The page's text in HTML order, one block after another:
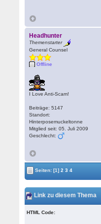
Headhunter
Themenstarter
General Counsel
Offline
I Love Anti-Scam!
Beiträge: 5147
Standort:
Hinterposemuckeltonne
Mitglied seit: 05. Juli 2009
Geschlecht:
Seiten:[1] 2 3 4
Link zu diesem Thema
HTML Code: